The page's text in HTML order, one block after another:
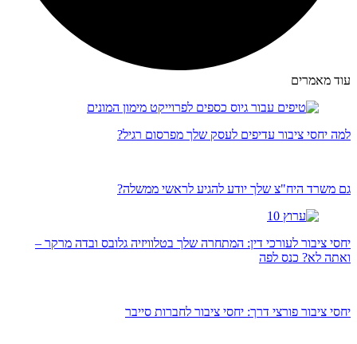
עוד מאמרים
למה יחסי ציבור עדיפים לעסק שלך מפרסום רגיל?
גם משרד היח"צ שלך יודע להגיע לראשי ממשלה?
יחסי ציבור לעורכי דין: המתחרה שלך בטלוויזיה גלובס ובדה מרקר –
ואתה לא? כנס לפה
יחסי ציבור פורצי דרך: יחסי ציבור לחברות סייבר